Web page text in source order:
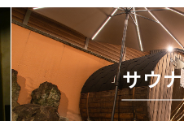
サウ